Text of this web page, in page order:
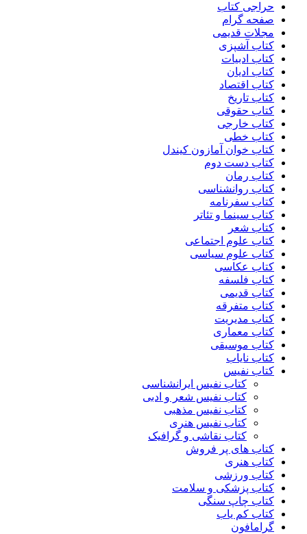
حراجی کتاب
صفحه گرام
مجلات قدیمی
کتاب آشپزی
کتاب ادبیات
کتاب ادیان
کتاب اقتصاد
کتاب تاریخ
کتاب حقوقی
کتاب خارجی
کتاب خطی
کتاب خوان آمازون کیندل
کتاب دست دوم
کتاب رمان
کتاب روانشناسی
کتاب سفرنامه
کتاب سینما و تئاتر
کتاب شعر
کتاب علوم اجتماعی
کتاب علوم سیاسی
کتاب عکاسی
کتاب فلسفه
کتاب قدیمی
کتاب متفرقه
کتاب مدیریت
کتاب معماری
کتاب موسیقی
کتاب نایاب
کتاب نفیس
کتاب نفیس ایرانشناسی
کتاب نفیس شعر و ادبی
کتاب نفیس مذهبی
کتاب نفیس هنری
کتاب نقاشی و گرافیک
کتاب های پر فروش
کتاب هنری
کتاب ورزشی
کتاب پزشکی و سلامت
کتاب چاپ سنگی
کتاب کم یاب
گرامافون